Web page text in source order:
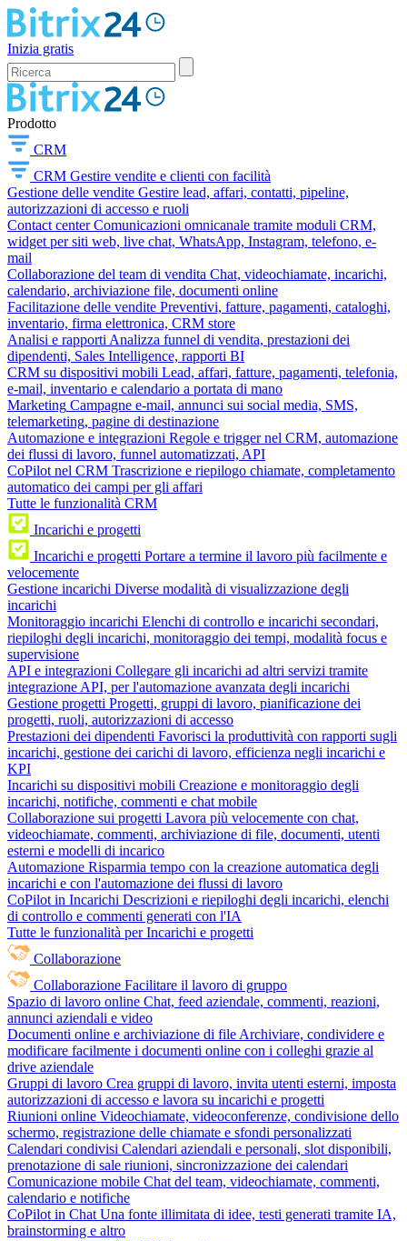
Inizia gratis
Prodotto
CRM
CRM Gestire vendite e clienti con facilità
Gestione delle vendite Gestire lead, affari, contatti, pipeline,
autorizzazioni di accesso e ruoli
Contact center Comunicazioni omnicanale tramite moduli CRM,
widget per siti web, live chat, WhatsApp, Instagram, telefono, e-
mail
Collaborazione del team di vendita Chat, videochiamate, incarichi,
calendario, archiviazione file, documenti online
Facilitazione delle vendite Preventivi, fatture, pagamenti, cataloghi,
inventario, firma elettronica, CRM store
Analisi e rapporti Analizza funnel di vendita, prestazioni dei
dipendenti, Sales Intelligence, rapporti BI
CRM su dispositivi mobili Lead, affari, fatture, pagamenti, telefonia,
e-mail, inventario e calendario a portata di mano
Marketing Campagne e-mail, annunci sui social media, SMS,
telemarketing, pagine di destinazione
Automazione e integrazioni Regole e trigger nel CRM, automazione
dei flussi di lavoro, funnel automatizzati, API
CoPilot nel CRM Trascrizione e riepilogo chiamate, completamento
automatico dei campi per gli affari
Tutte le funzionalità CRM
Incarichi e progetti
Incarichi e progetti Portare a termine il lavoro più facilmente e
velocemente
Gestione incarichi Diverse modalità di visualizzazione degli
incarichi
Monitoraggio incarichi Elenchi di controllo e incarichi secondari,
riepiloghi degli incarichi, monitoraggio dei tempi, modalità focus e
supervisione
API e integrazioni Collegare gli incarichi ad altri servizi tramite
integrazione API, per l'automazione avanzata degli incarichi
Gestione progetti Progetti, gruppi di lavoro, pianificazione dei
progetti, ruoli, autorizzazioni di accesso
Prestazioni dei dipendenti Favorisci la produttività con rapporti sugli
incarichi, gestione dei carichi di lavoro, efficienza negli incarichi e
KPI
Incarichi su dispositivi mobili Creazione e monitoraggio degli
incarichi, notifiche, commenti e chat mobile
Collaborazione sui progetti Lavora più velocemente con chat,
videochiamate, commenti, archiviazione di file, documenti, utenti
esterni e modelli di incarico
Automazione Risparmia tempo con la creazione automatica degli
incarichi e con l'automazione dei flussi di lavoro
CoPilot in Incarichi Descrizioni e riepiloghi degli incarichi, elenchi
di controllo e commenti generati con l'IA
Tutte le funzionalità per Incarichi e progetti
Collaborazione
Collaborazione Facilitare il lavoro di gruppo
Spazio di lavoro online Chat, feed aziendale, commenti, reazioni,
annunci aziendali e video
Documenti online e archiviazione di file Archiviare, condividere e
modificare facilmente i documenti online con i colleghi grazie al
drive aziendale
Gruppi di lavoro Crea gruppi di lavoro, invita utenti esterni, imposta
autorizzazioni di accesso e lavora su incarichi e progetti
Riunioni online Videochiamate, videoconferenze, condivisione dello
schermo, registrazione delle chiamate e sfondi personalizzati
Calendari condivisi Calendari aziendali e personali, slot disponibili,
prenotazione di sale riunioni, sincronizzazione dei calendari
Comunicazione mobile Chat del team, videochiamate, commenti,
calendario e notifiche
CoPilot in Chat Una fonte illimitata di idee, testi generati tramite IA,
brainstorming e altro